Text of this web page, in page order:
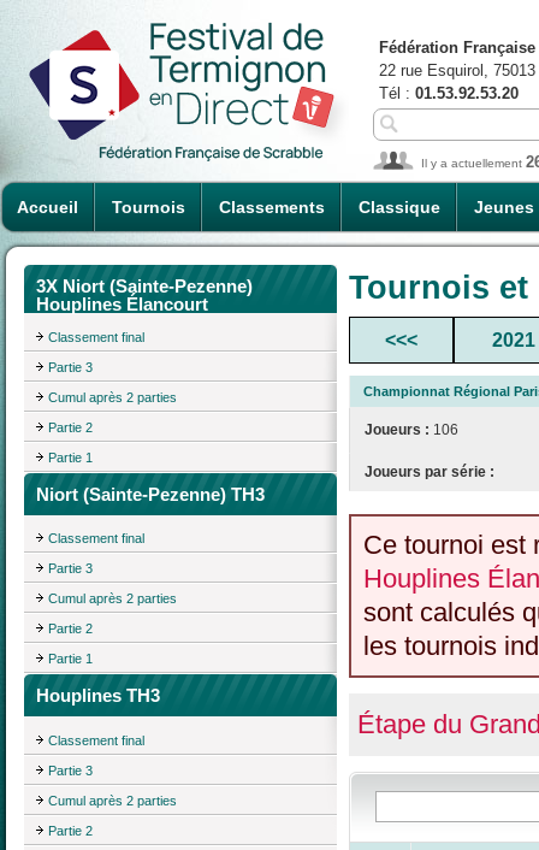
Accueil Tournois Classements Classique Jeunes
Fédération
22 rue Esquirol,
Tél : 01.53.92.53.20
Il y a actuellement
3X Niort (Sainte-Pezenne)
Houplines Élancourt
Classement final
Partie 3
Cumul après 2 parties
Partie 2
Partie 1
Niort (Sainte-Pezenne) TH3
Classement final
Partie 3
Cumul après 2 parties
Partie 2
Partie 1
Houplines TH3
Classement final
Partie 3
Cumul après 2 parties
Partie 2
Tournois
<<< 2021
Championnat Régional
Joueurs : 106
Joueurs par série :
Ce tournoi est
Houplines
sont calculés
les tournois
Étape du